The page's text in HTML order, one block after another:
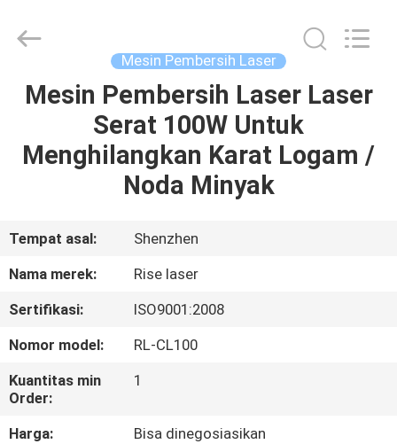
RUMAH
PRODUK
VR
KAMI
TUR
PABRIK
Technology
Reserved.
Mesin Pembersih Laser
Mesin Pembersih Laser Laser
Serat 100W Untuk
Menghilangkan Karat Logam /
Noda Minyak
Tempat asal:
Shenzhen
Nama merek:
Rise laser
Sertifikasi:
ISO9001:2008
Nomor model:
RL-CL100
Kuantitas min
Order:
1
Harga:
Bisa dinegosiasikan